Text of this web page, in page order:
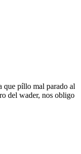
que píllo mal parado al
del wader, nos obligo